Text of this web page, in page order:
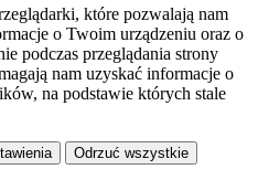
które pozwalają nam
o Twoim urządzeniu oraz o
podczas przeglądania strony
nam uzyskać informacje o
na podstawie których stale